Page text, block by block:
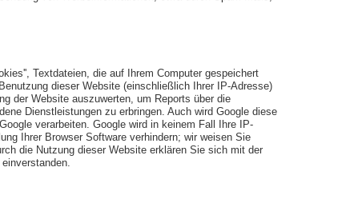
Textdateien, die auf Ihrem Computer gespeichert
dieser Website (einschließlich Ihrer IP-Adresse)
der Website auszuwerten, um Reports über die
Dienstleistungen zu erbringen. Auch wird Google diese
verarbeiten. Google wird in keinem Fall Ihre IP-
Ihrer Browser Software verhindern; wir weisen Sie
die Nutzung dieser Website erklären Sie sich mit der